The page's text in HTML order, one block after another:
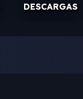
DESCARGAS